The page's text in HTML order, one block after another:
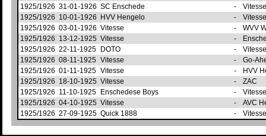
1925/1926 31-01-1926 SC Enschede -
1925/1926 10-01-1926 HVV Hengelo -
1925/1926 03-01-1926 Vitesse -
WVV
1925/1926 13-12-1925 Vitesse -
1925/1926 22-11-1925 DOTO -
1925/1926 08-11-1925 Vitesse -
Go-
1925/1926 01-11-1925 Vitesse -
HVV
1925/1926 18-10-1925 Vitesse -
ZAC
1925/1926 11-10-1925 Enschedese Boys -
1925/1926 04-10-1925 Vitesse -
AVC
1925/1926 27-09-1925 Quick 1888 -